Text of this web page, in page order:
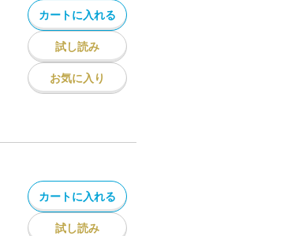
カートに入れる
試し読み
お気に入り
カートに入れる
試し読み